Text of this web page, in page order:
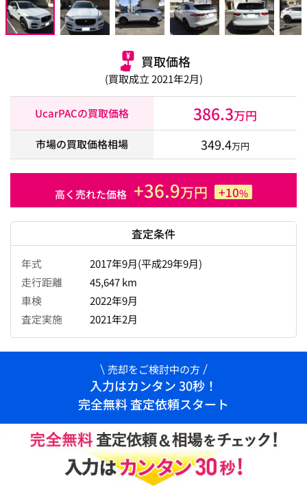
買取価格
(買取成立 2021年2月)
UcarPACの買取価格 386.3万円
市場の買取価格相場 349.4万円
高く売れた価格 +36.9万円 +10%
査定条件
年式
2017年9月(平成29年9月)
走行距離
45,647 km
車検
2022年9月
査定実施
2021年2月
売却をご検討中の方
入力はカンタン 30秒！
完全無料 査定依頼スタート